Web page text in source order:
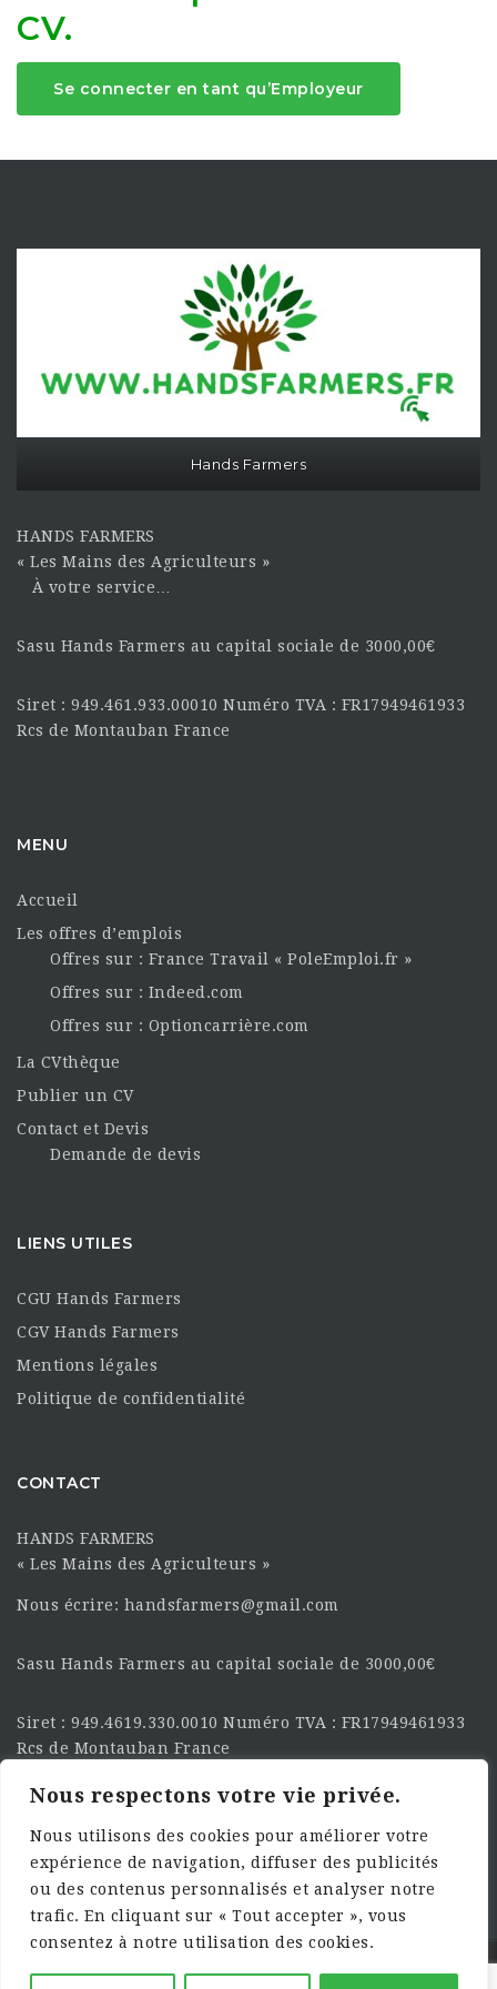
Nous respectons votre vie privée.
Nous utilisons des cookies pour améliorer votre
expérience de navigation, diffuser des publicités
ou des contenus personnalisés et analyser notre
trafic. En cliquant sur « Tout accepter », vous
consentez à notre utilisation des cookies.
CV.
Se connecter en tant qu’Employeur
Hands Farmers
HANDS FARMERS
« Les Mains des Agriculteurs »
À votre service…
Sasu Hands Farmers au capital sociale de 3000,00€
Siret : 949.461.933.00010 Numéro TVA : FR17949461933
Rcs de Montauban France
MENU
Accueil
Les offres d’emplois
Offres sur : France Travail « PoleEmploi.fr »
Offres sur : Indeed.com
Offres sur : Optioncarrière.com
La CVthèque
Publier un CV
Contact et Devis
Demande de devis
LIENS UTILES
CGU Hands Farmers
CGV Hands Farmers
Mentions légales
Politique de confidentialité
CONTACT
HANDS FARMERS
« Les Mains des Agriculteurs »
Nous écrire: handsfarmers@gmail.com
Sasu Hands Farmers au capital sociale de 3000,00€
Siret : 949.4619.330.0010 Numéro TVA : FR17949461933
Rcs de Montauban France
SUIVEZ-NOUS SUR LES
RÉSEAU :
©2025 HandsFarmers. Designed with Web Studio